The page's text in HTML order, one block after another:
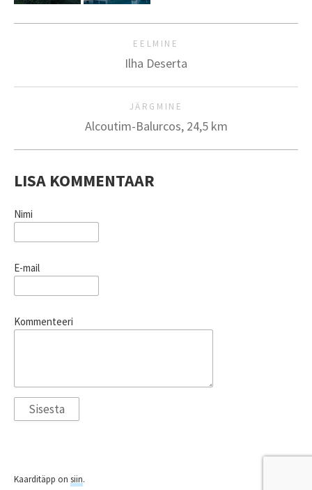
EELMINE
Ilha Deserta
JÄRGMINE
Alcoutim-Balurcos, 24,5 km
LISA KOMMENTAAR
Nimi
E-mail
Kommenteeri
Kaarditäpp on siin.